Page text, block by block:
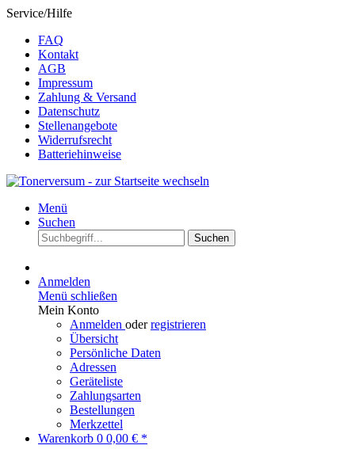
Service/Hilfe
FAQ
Kontakt
AGB
Impressum
Zahlung & Versand
Datenschutz
Stellenangebote
Widerrufsrecht
Batteriehinweise
Menü
Suchen
Suchen
Anmelden
Menü schließen
Mein Konto
Anmelden oderregistrieren
Übersicht
Persönliche Daten
Adressen
Geräteliste
Zahlungsarten
Bestellungen
Merkzettel
Warenkorb 0 0,00 € *